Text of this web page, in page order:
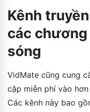
Kênh
các
sóng
VidMate cũng cung
cập miễn phí vào
Các kênh này bao